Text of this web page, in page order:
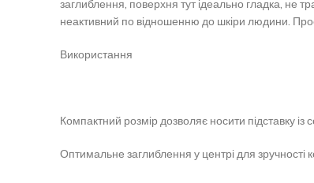
заглиблення, поверхня тут ідеально гладка, не
неактивний по відношенню до шкіри людини.
Використання
Компактний розмір дозволяє носити підставку
Оптимальне заглиблення у центрі для зручності